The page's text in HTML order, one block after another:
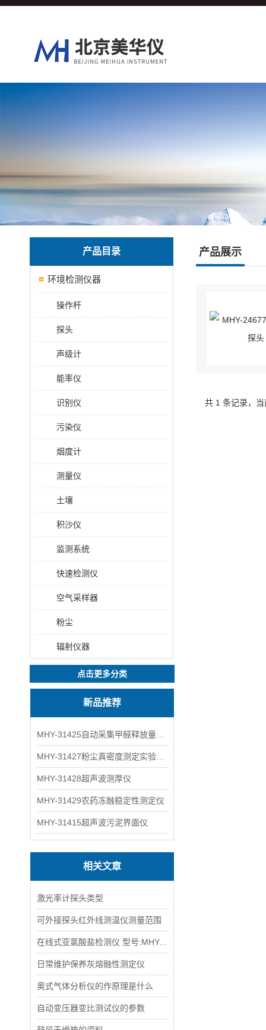
产品目录
环境检测仪器
操作杆
探头
声级计
能率仪
识别仪
污染仪
烟度计
测量仪
土壤
积沙仪
监测系统
快速检测仪
空气采样器
粉尘
辐射仪器
点击更多分类
新品推荐
MHY-31428超声波测厚仪
MHY-31429农药冻融稳定性测定仪
MHY-31415超声波污泥界面仪
相关文章
激光率计探头类型
可外接探头红外线测温仪测量范围
在线式亚氯酸盐检测仪 型号:MHY-27683
日常维护保养灰熔融性测定仪
奥式气体分析仪的作原理是什么
自动变压器变比测试仪的参数
产品展示
共 1 条记录，